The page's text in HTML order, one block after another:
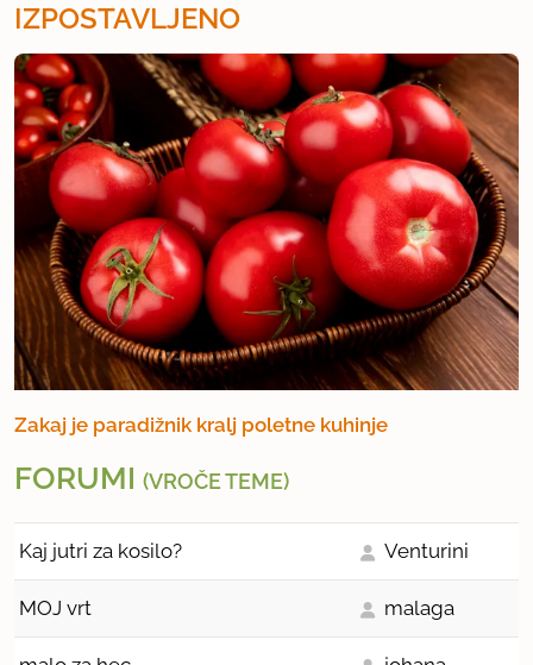
IZPOSTAVLJENO
Zakaj je paradižnik kralj poletne kuhinje
FORUMI (VROČE TEME)
Kaj jutri za kosilo? Venturini
MOJ vrt malaga